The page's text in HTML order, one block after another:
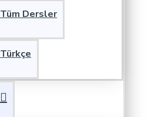
Tüm Dersler
Türkçe